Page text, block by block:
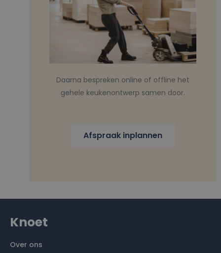
Daarna bespreken online of offline het
gehele keukenontwerp samen door.
Afspraak inplannen
Knoet
Over ons